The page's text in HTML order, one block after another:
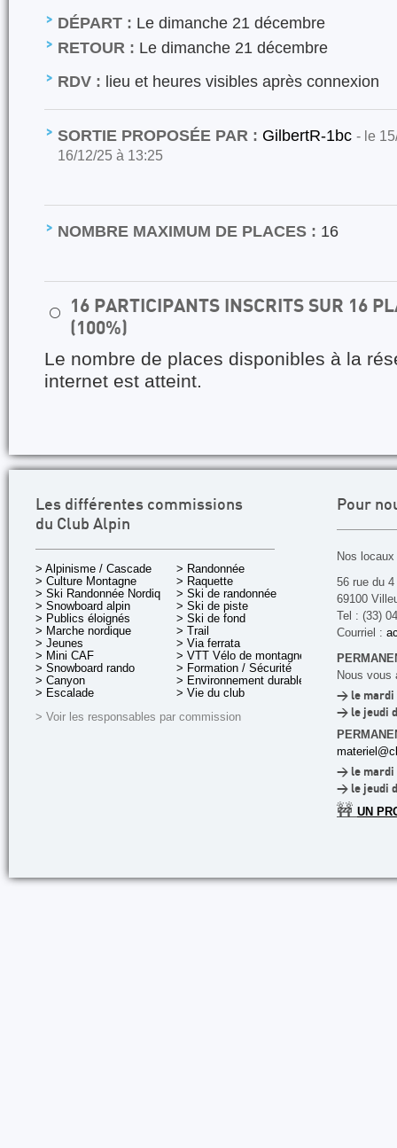
DÉPART : Le dimanche 21 décembre
RETOUR : Le dimanche 21 décembre
RDV : lieu et heures visibles après connexion
SORTIE PROPOSÉE PAR : GilbertR-1bc - le
16/12/25 à 13:25
NOMBRE MAXIMUM DE PLACES : 16
⚪
16 PARTICIPANTS INSCRITS SUR 16
(100%)
Le nombre de places disponibles à la
internet est atteint.
Les différentes commissions
du Club Alpin
> Alpinisme / Cascade
> Culture Montagne
> Ski Randonnée Nordique
> Snowboard alpin
> Publics éloignés
> Marche nordique
> Jeunes
> Mini CAF
> Snowboard rando
> Canyon
> Escalade
> Randonnée
> Raquette
> Ski de randonnée
> Ski de piste
> Ski de fond
> Trail
> Via ferrata
> VTT Vélo de montagne
> Formation / Sécurité
> Environnement durable
> Vie du club
> Voir les responsables par commission
Pour
Nos
56 rue du
69100
Tel : (33)
Courriel :
Nous vous
> le mardi
> le jeudi
> le mardi
> le jeudi
🚧 UN